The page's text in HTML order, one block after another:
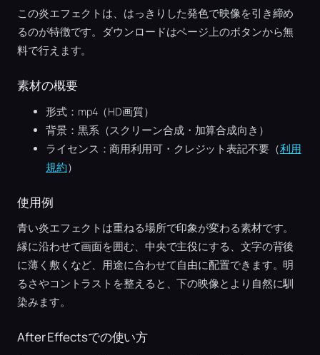
この炎エフェクトは、はっきりした発色で映像を引き締め
るのが特徴です。ダウンロードはページ上のボタンから無
料で行えます。
素材の概要
形式：mp4（HD画質）
背景：黒系（スクリーン合成・加算合成向き）
ライセンス：商用利用可・クレジット表記不要（利用
規約）
使用例
青い炎エフェクトは重ねる場所で印象が変わる素材です。
縁に沿わせて画面を囲む、中央で主役にする、文字の背後
に薄く敷くなど、用途に合わせて自由に配置できます。明
るさやコントラストを整えると、下の映像とより自然に馴
染みます。
After Effectsでの使い方